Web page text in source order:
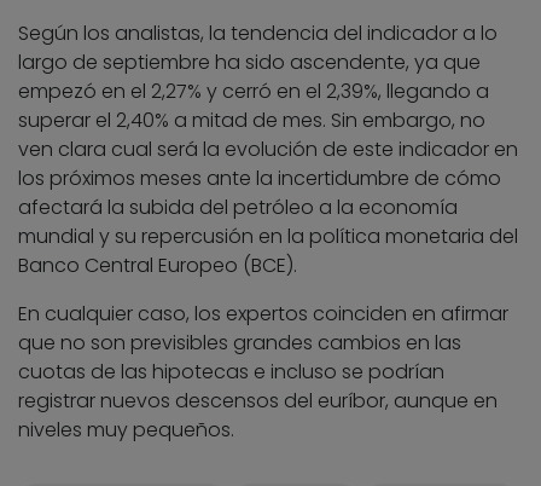
Según los analistas, la tendencia del indicador a lo
largo de septiembre ha sido ascendente, ya que
empezó en el 2,27% y cerró en el 2,39%, llegando a
superar el 2,40% a mitad de mes. Sin embargo, no
ven clara cual será la evolución de este indicador en
los próximos meses ante la incertidumbre de cómo
afectará la subida del petróleo a la economía
mundial y su repercusión en la política monetaria del
Banco Central Europeo (BCE).
En cualquier caso, los expertos coinciden en afirmar
que no son previsibles grandes cambios en las
cuotas de las hipotecas e incluso se podrían
registrar nuevos descensos del euríbor, aunque en
niveles muy pequeños.